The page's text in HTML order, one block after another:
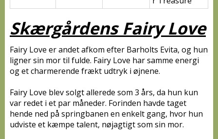
Skærgårdens Fairy Love
Fairy Love er andet afkom efter Barholts Evita, og hun
ligner sin mor til fulde. Fairy Love har samme energi
og et charmerende frækt udtryk i øjnene.
Fairy Love blev solgt allerede som 3 års, da hun kun
var redet i et par måneder. Forinden havde taget
hende ned på springbanen en enkelt gang, hvor hun
udviste et kæmpe talent, nøjagtigt som sin mor.